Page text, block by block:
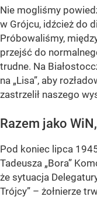
Nie mogliśmy
w Grójcu, idźcież do
Próbowaliśmy,
przejść do
trudne. Na
na „Lisa”, aby
zastrzelił naszego
Razem jako
Pod koniec lipca
Tadeusza „Bora”
że sytuacja
Trójcy” – żołnierze